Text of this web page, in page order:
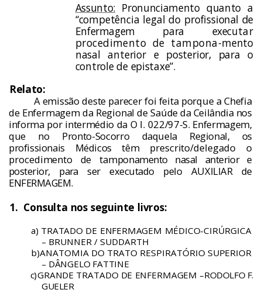
Assunto: Pronunciamento quantoa
“competência legal do profissi­onal de
Enfermagem para execu­tar
procedimento de tampona-mento
nasal anterior e posterior, para o
controle de epistaxe”.
Relato:
A emissão deste parecer foi feita porque aChefia
de Enfermagem da Regional de Saúdeda Ceilândia nos
informa por intermédio da O I. 022/97-S. Enfermagem,
que no Pronto-Socorro daquela Regional, os
profissionais Médicos têm prescrito/delegado o
procedimento de tamponamento nasal anterior e
posterior, para ser exe­cutado pelo AUXILIAR de
ENFERMAGEM.
1. Consulta nos seguinte livros:
a) TRATADO DE ENFERMAGEM MÉDICO-CIRÚRGICA
– BRUNNER / SUDDARTH
b)ANATOMIA DO TRATO RESPIRATÓRIOSUPERIOR
– DÂNGELO FATTINE
c)GRANDE TRATADO DE ENFERMAGEM –RODOLFO F.
GUELER